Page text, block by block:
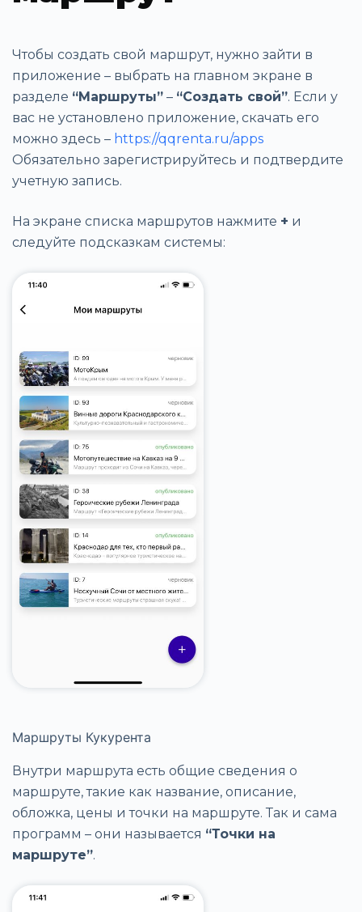
Чтобы создать свой маршрут, нужно зайти в
приложение – выбрать на главном экране в
разделе “Маршруты” – “Создать свой”. Если у
вас не установлено приложение, скачать его
можно здесь – https://qqrenta.ru/apps
Обязательно зарегистрируйтесь и подтвердите
учетную запись.
На экране списка маршрутов нажмите + и
следуйте подсказкам системы:
Маршруты Кукурента
Внутри маршрута есть общие сведения о
маршруте, такие как название, описание,
обложка, цены и точки на маршруте. Так и сама
программ – они называется “Точки на
маршруте”.